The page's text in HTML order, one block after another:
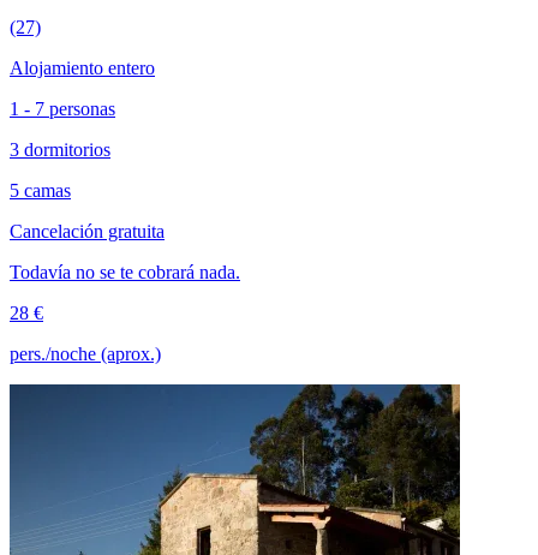
(27)
Alojamiento entero
1 - 7 personas
3 dormitorios
5 camas
Cancelación gratuita
Todavía no se te cobrará nada.
28 €
pers./noche (aprox.)